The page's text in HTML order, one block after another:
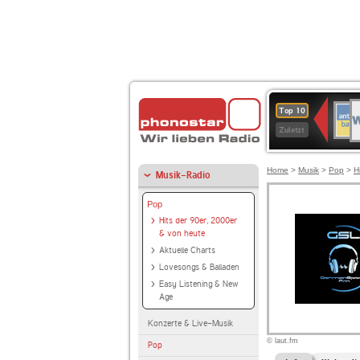
Top 10
Zuletzt
2
Musik-Radio
Pop
Hits der 90er, 2000er
& von heute
Aktuelle Charts
Lovesongs & Balladen
Easy Listening & New
Age
Konzerte & Live-Musik
Pop
Home > Musik > Pop >
© laut.fm